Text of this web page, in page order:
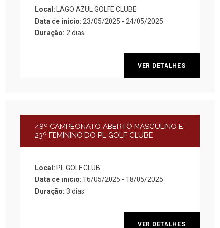
Local:
LAGO AZUL GOLFE CLUBE
Data de início: 23/05/2025 - 24/05/2025
Duração: 2 dias
VER DETALHES
48º CAMPEONATO ABERTO MASCULINO E
23º FEMININO DO PL GOLF CLUBE
Local: PL GOLF CLUB
Data de início: 16/05/2025 - 18/05/2025
Duração:3 dias
VER DETALHES